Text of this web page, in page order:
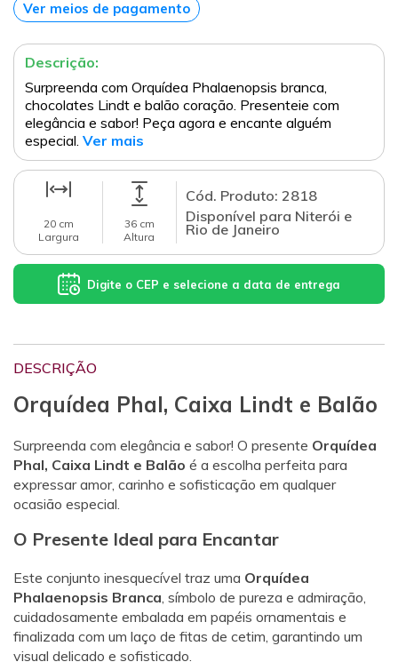
Ver meios de pagamento
Descrição:
Surpreenda com Orquídea Phalaenopsis branca,
chocolates Lindt e balão coração. Presenteie com
elegância e sabor! Peça agora e encante alguém
especial. Ver mais
20 cm
Largura
36 cm
Altura
Cód. Produto: 2818
Disponível para Niterói e
Rio de Janeiro
Digite o CEP e selecione a data de entrega
DESCRIÇÃO
Orquídea Phal, Caixa Lindt e Balão
Surpreenda com elegância e sabor! O presente Orquídea
Phal, Caixa Lindt e Balão é a escolha perfeita para
expressar amor, carinho e sofisticação em qualquer
ocasião especial.
O Presente Ideal para Encantar
Este conjunto inesquecível traz uma Orquídea
Phalaenopsis Branca, símbolo de pureza e admiração,
cuidadosamente embalada em papéis ornamentais e
finalizada com um laço de fitas de cetim, garantindo um
visual delicado e sofisticado.